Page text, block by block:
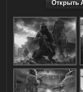
Stalker-
Доступно только для
05.08.2026
Объединенный
STCoP WP 3.4
Открыть